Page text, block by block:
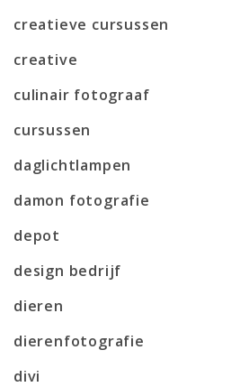
creatieve cursussen
creative
culinair fotograaf
cursussen
daglichtlampen
damon fotografie
depot
design bedrijf
dieren
dierenfotografie
divi